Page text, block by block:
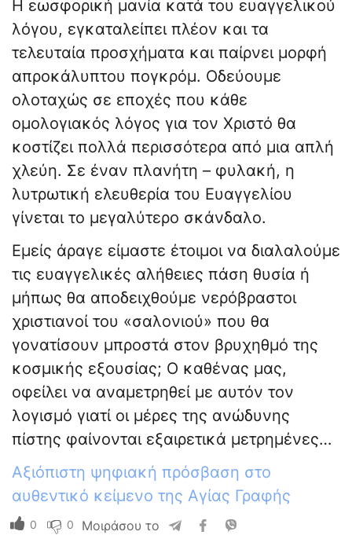
Η εωσφορική μανία κατά του ευαγγελικού
λόγου, εγκαταλείπει πλέον και τα
τελευταία προσχήματα και παίρνει μορφή
απροκάλυπτου πογκρόμ. Οδεύουμε
ολοταχώς σε εποχές που κάθε
ομολογιακός λόγος για τον Χριστό θα
κοστίζει πολλά περισσότερα από μια απλή
χλεύη. Σε έναν πλανήτη – φυλακή, η
λυτρωτική ελευθερία του Ευαγγελίου
γίνεται το μεγαλύτερο σκάνδαλο.
Εμείς άραγε είμαστε έτοιμοι να διαλαλούμε
τις ευαγγελικές αλήθειες πάση θυσία ή
μήπως θα αποδειχθούμε νερόβραστοι
χριστιανοί του «σαλονιού» που θα
γονατίσουν μπροστά στον βρυχηθμό της
κοσμικής εξουσίας; Ο καθένας μας,
οφείλει να αναμετρηθεί με αυτόν τον
λογισμό γιατί οι μέρες της ανώδυνης
πίστης φαίνονται εξαιρετικά μετρημένες…
Αξιόπιστη ψηφιακή πρόσβαση στο
αυθεντικό κείμενο της Αγίας Γραφής
0 0 Μοιράσου το